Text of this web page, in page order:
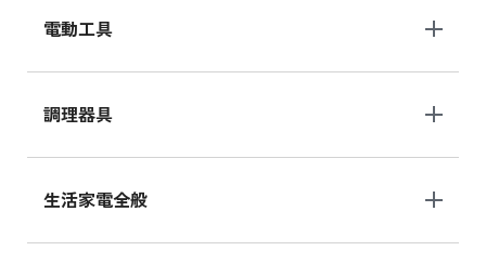
電動工具
調理器具
生活家電全般